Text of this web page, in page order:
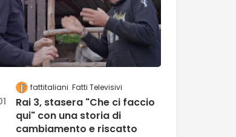
fattitaliani Fatti Televisivi
Rai 3, stasera "Che ci faccio
qui" con una storia di
cambiamento e riscatto